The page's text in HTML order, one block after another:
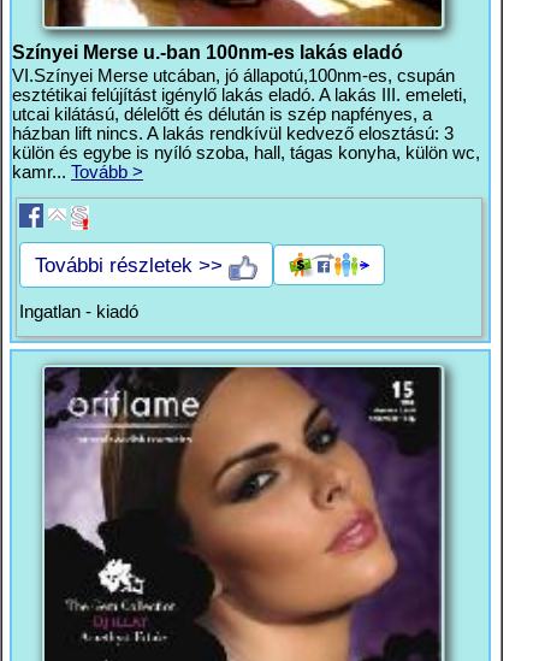
Színyei Merse u.-ban 100nm-es lakás eladó
VI.Színyei Merse utcában, jó állapotú,100nm-es, csupán
esztétikai felújítást igénylő lakás eladó. A lakás III. emeleti,
utcai kilátású, délelőtt és délután is szép napfényes, a
házban lift nincs. A lakás rendkívül kedvező elosztású: 3
külön és egybe is nyíló szoba, hall, tágas konyha, külön wc,
kamr... Tovább >
További részletek >>
Ingatlan - kiadó